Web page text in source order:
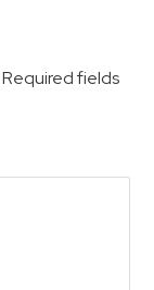
Required fields